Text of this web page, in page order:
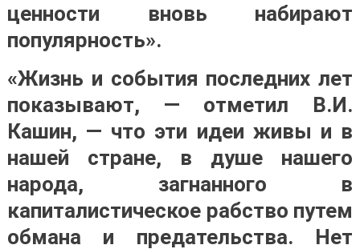
ценности вновь набирают
популярность».
«Жизнь и события последних лет
показывают, — отметил В.И.
Кашин, — что эти идеи живы и в
нашей стране, в душе нашего
народа, загнанного в
капиталистическое рабство путем
обмана и предательства. Нет